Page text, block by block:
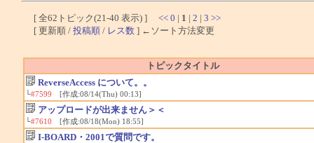
[ 全62トピック(21-40 表示) ] << 0 | 1 | 2 | 3 >>
[ 更新順 / 投稿順 / レス数 ] ←ソート方法変更
トピックタイトル
ReverseAccess について。。
└#7599 [作成:08/14(Thu) 00:13]
アップロードが出来ません＞＜
└#7610 [作成:08/18(Mon) 18:55]
I-BOARD・2001で質問です。